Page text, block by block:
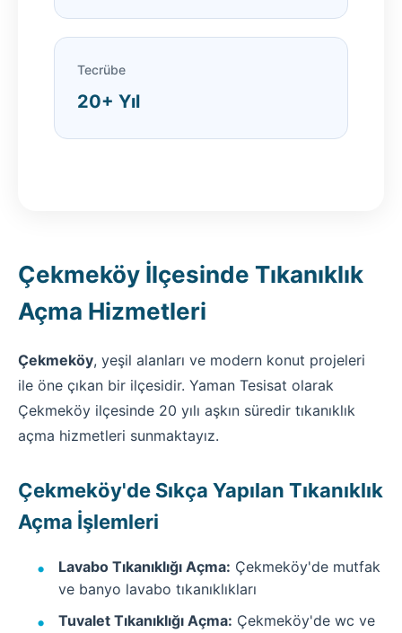
Tecrübe
20+ Yıl
Çekmeköy İlçesinde Tıkanıklık
Açma Hizmetleri
Çekmeköy, yeşil alanları ve modern konut projeleri
ile öne çıkan bir ilçesidir. Yaman Tesisat olarak
Çekmeköy ilçesinde 20 yılı aşkın süredir tıkanıklık
açma hizmetleri sunmaktayız.
Çekmeköy'de Sıkça Yapılan Tıkanıklık
Açma İşlemleri
Lavabo Tıkanıklığı Açma: Çekmeköy'de mutfak
ve banyo lavabo tıkanıklıkları
Tuvalet Tıkanıklığı Açma: Çekmeköy'de wc ve